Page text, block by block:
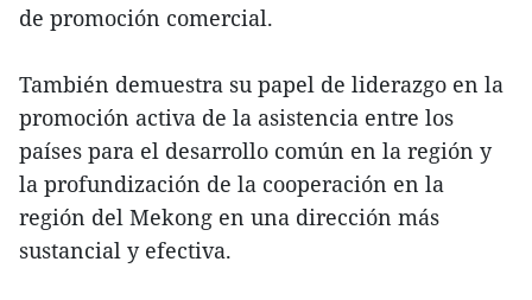
de promoción comercial.
También demuestra su papel de liderazgo en la
promoción activa de la asistencia entre los
países para el desarrollo común en la región y
la profundización de la cooperación en la
región del Mekong en una dirección más
sustancial y efectiva.